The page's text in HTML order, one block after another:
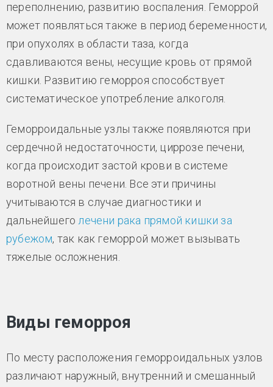
переполнению, развитию воспаления. Геморрой
может появляться также в период беременности,
при опухолях в области таза, когда
сдавливаются вены, несущие кровь от прямой
кишки. Развитию геморроя способствует
систематическое употребление алкоголя.
Геморроидальные узлы также появляются при
сердечной недостаточности, циррозе печени,
когда происходит застой крови в системе
воротной вены печени. Все эти причины
учитываются в случае диагностики и
дальнейшего лечени рака прямой кишки за
рубежом, так как геморрой может вызывать
тяжелые осложнения.
Виды геморроя
По месту расположения геморроидальных узлов
различают наружный, внутренний и смешанный